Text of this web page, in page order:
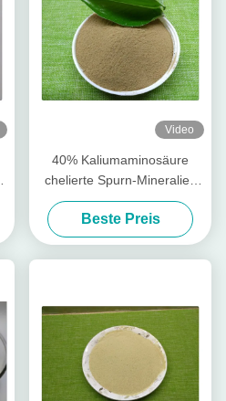
Video
40% Kaliumaminosäure
chelierte Spurn-Mineralien
für das Bananen-Pflanzen
Beste Preis